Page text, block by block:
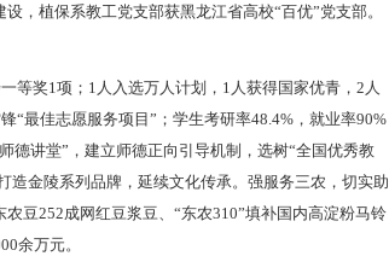
，植保系教工党支部获黑龙江省高校“百优”党支部。
等奖1项；1人入选万人计划，1人获得国家优青，2人
“最佳志愿服务项目”；学生考研率48.4%，就业率90%
德讲堂”，建立师德正向引导机制，选树“全国优秀教
造金陵系列品牌，延续文化传承。强服务三农，切实助
豆252成网红豆浆豆、“东农310”填补国内高淀粉马铃
余万元。